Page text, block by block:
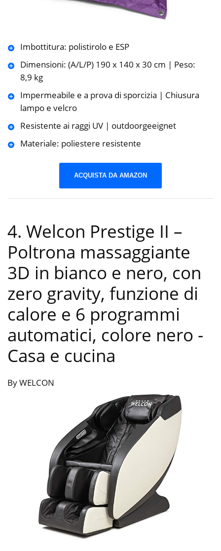
Imbottitura: polistirolo e ESP
Dimensioni: (A/L/P) 190 x 140 x 30 cm | Peso:
8,9 kg
Impermeabile e a prova di sporcizia | Chiusura
lampo e velcro
Resistente ai raggi UV | outdoorgeeignet
Materiale: poliestere resistente
ACQUISTA DA AMAZON
4. Welcon Prestige II –
Poltrona massaggiante
3D in bianco e nero, con
zero gravity, funzione di
calore e 6 programmi
automatici, colore nero -
Casa e cucina
By WELCON